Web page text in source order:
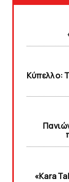
Κύπελλο:
«Kara